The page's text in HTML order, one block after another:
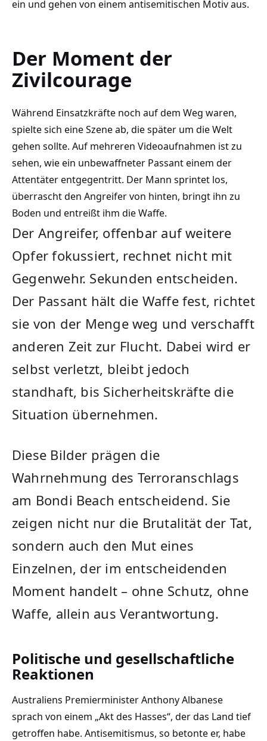
ein und gehen von einem antisemitischen Motiv aus.
Der Moment der
Zivilcourage
Während Einsatzkräfte noch auf dem Weg waren,
spielte sich eine Szene ab, die später um die Welt
gehen sollte. Auf mehreren Videoaufnahmen ist zu
sehen, wie ein unbewaffneter Passant einem der
Attentäter entgegentritt. Der Mann sprintet los,
überrascht den Angreifer von hinten, bringt ihn zu
Boden und entreißt ihm die Waffe.
Der Angreifer, offenbar auf weitere
Opfer fokussiert, rechnet nicht mit
Gegenwehr. Sekunden entscheiden.
Der Passant hält die Waffe fest, richtet
sie von der Menge weg und verschafft
anderen Zeit zur Flucht. Dabei wird er
selbst verletzt, bleibt jedoch
standhaft, bis Sicherheitskräfte die
Situation übernehmen.
Diese Bilder prägen die
Wahrnehmung des Terroranschlags
am Bondi Beach entscheidend. Sie
zeigen nicht nur die Brutalität der Tat,
sondern auch den Mut eines
Einzelnen, der im entscheidenden
Moment handelt – ohne Schutz, ohne
Waffe, allein aus Verantwortung.
Politische und gesellschaftliche
Reaktionen
Australiens Premierminister Anthony Albanese
sprach von einem „Akt des Hasses“, der das Land tief
getroffen habe. Antisemitismus, so betonte er, habe